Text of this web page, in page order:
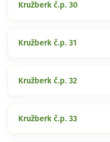
Kružberk č.p. 30
Kružberk č.p. 31
Kružberk č.p. 32
Kružberk č.p. 33